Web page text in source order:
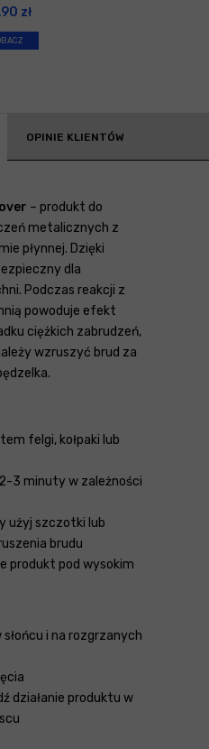
zł
OPINIE KLIENTÓW
– produkt do
metalicznych z
płynnej. Dzięki
dla
Podczas reakcji z
powoduje efekt
ciężkich zabrudzeń,
wzruszyć brud za
felgi, kołpaki lub
2-3 minuty w zależności
użyj szczotki lub
brudu
produkt pod wysokim
i na rozgrzanych
działanie produktu w